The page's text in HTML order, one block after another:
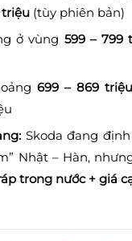
triệu (tùy phiên bản)
ở vùng 599 – 799
699 – 869 triệu
Skoda đang
Nhật – Hàn,
trong nước + giá